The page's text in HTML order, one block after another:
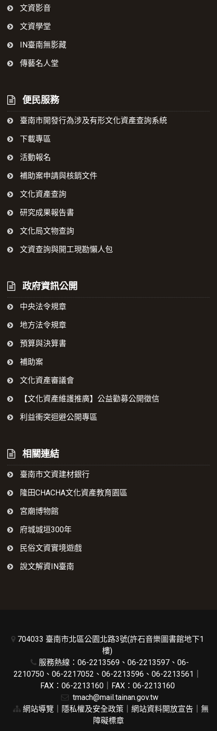
文資影音
文資學堂
IN臺南無影藏
傳藝名人堂
便民服務
臺南市開發行為涉及有形文化資產查詢系統
下載專區
活動報名
補助案申請與核銷文件
文化資產查詢
研究成果報告書
文化局文物查詢
文資查詢與開工現勘懶人包
政府資訊公開
中央法令規章
地方法令規章
預算與決算書
補助案
文化資產審議會
【文化資產維護推廣】公益勸募公開徵信
利益衝突迴避公開專區
相關連結
臺南市文資建材銀行
隆田CHACHA文化資產教育園區
宮廟博物館
府城城垣300年
民俗文資實境遊戲
說文解資IN臺南
704033 臺南市北區公園北路3號(許石音樂圖書館地下1
樓)
服務熱線：06-2213569、06-2213597、06-
2210750、06-2217052、06-2213596、06-2213561｜
FAX：06-2213160｜FAX：06-2213160
tmach@mail.tainan.gov.tw
網站導覽
隱私權及安全政策 網站資料開放宣告
無
障礙標章